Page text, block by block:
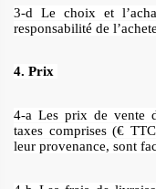
3-d Le choix et
responsabilité de
4. Prix
4-a Les prix de vente
taxes comprises (€
leur provenance, sont